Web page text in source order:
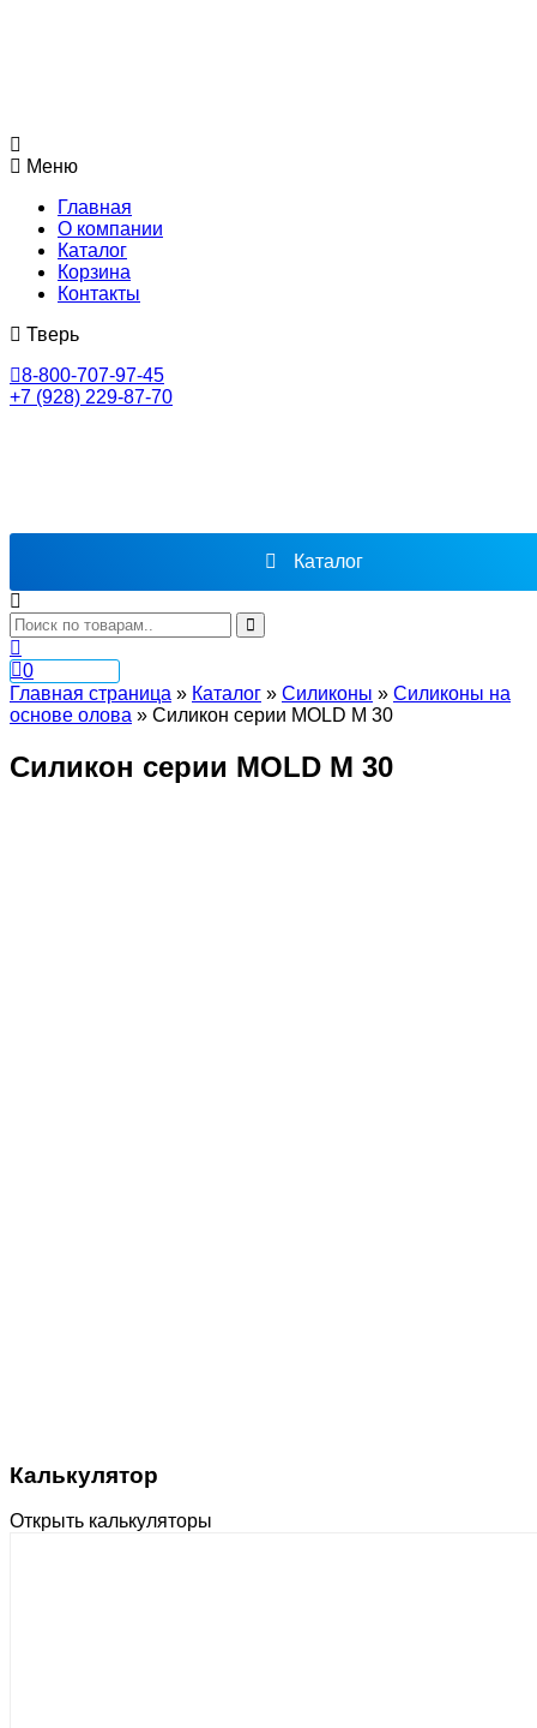
Меню
Главная
О компании
Каталог
Корзина
Контакты
Тверь
8-800-707-97-45
+7 (928) 229-87-70
Каталог
0
Главная страница » Каталог » Силиконы » Cиликоны на
основе олова » Силикон серии MOLD M 30
Силикон серии MOLD M 30
Калькулятор
Открыть калькуляторы